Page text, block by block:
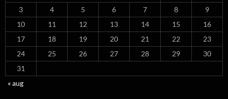
3
4 5 6 7 8
9
10
11 12 13 14 15
16
17
18 19 20 21 22
23
24
25 26 27 28 29
30
31
« aug